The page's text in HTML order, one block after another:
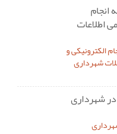
انجام
اطلاعات
الکترونیکی و
شهرداری
شهرداری